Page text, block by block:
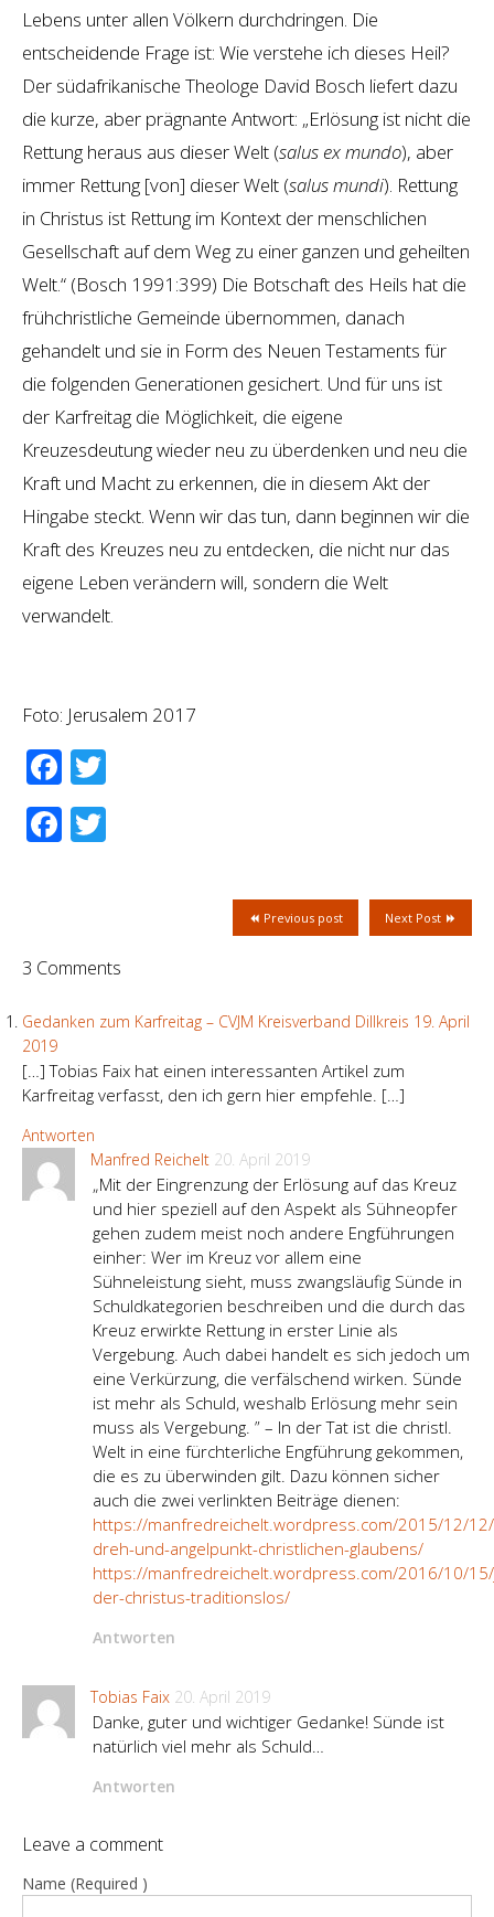
Lebens unter allen Völkern durchdringen. Die
entscheidende Frage ist: Wie verstehe ich dieses Heil?
Der südafrikanische Theologe David Bosch liefert dazu
die kurze, aber prägnante Antwort: „Erlösung ist nicht die
Rettung heraus aus dieser Welt (salus ex mundo), aber
immer Rettung [von] dieser Welt (salus mundi). Rettung
in Christus ist Rettung im Kontext der menschlichen
Gesellschaft auf dem Weg zu einer ganzen und geheilten
Welt.“ (Bosch 1991:399) Die Botschaft des Heils hat die
frühchristliche Gemeinde übernommen, danach
gehandelt und sie in Form des Neuen Testaments für
die folgenden Generationen gesichert. Und für uns ist
der Karfreitag die Möglichkeit, die eigene
Kreuzesdeutung wieder neu zu überdenken und neu die
Kraft und Macht zu erkennen, die in diesem Akt der
Hingabe steckt. Wenn wir das tun, dann beginnen wir die
Kraft des Kreuzes neu zu entdecken, die nicht nur das
eigene Leben verändern will, sondern die Welt
verwandelt.
Foto: Jerusalem 2017
Facebook
Facebook
Next Post
Previous post
3 Comments
Gedanken zum Karfreitag – CVJM Kreisverband Dillkreis 19. April
2019
[…] Tobias Faix hat einen interessanten Artikel zum
Karfreitag verfasst, den ich gern hier empfehle. […]
Antworten
Manfred Reichelt 20. April 2019
„Mit der Eingrenzung der Erlösung auf das Kreuz
und hier speziell auf den Aspekt als Sühneopfer
gehen zudem meist noch andere Engführungen
einher: Wer im Kreuz vor allem eine
Sühneleistung sieht, muss zwangsläufig Sünde in
Schuldkategorien beschreiben und die durch das
Kreuz erwirkte Rettung in erster Linie als
Vergebung. Auch dabei handelt es sich jedoch um
eine Verkürzung, die verfälschend wirken. Sünde
ist mehr als Schuld, weshalb Erlösung mehr sein
muss als Vergebung. ” – In der Tat ist die christl.
Welt in eine fürchterliche Engführung gekommen,
die es zu überwinden gilt. Dazu können sicher
auch die zwei verlinkten Beiträge dienen:
https://manfredreichelt.wordpress.com/2015/12/
dreh-und-angelpunkt-christlichen-glaubens/
https://manfredreichelt.wordpress.com/2016/10/
der-christus-traditionslos/
Antworten
Tobias Faix 20. April 2019
Danke, guter und wichtiger Gedanke! Sünde ist
natürlich viel mehr als Schuld…
Antworten
Leave a comment
Name (Required )